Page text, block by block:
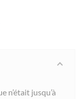
n’était jusqu’à